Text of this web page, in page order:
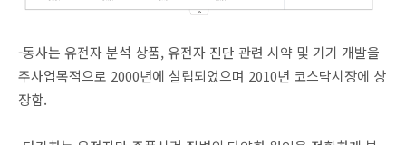
-동사는 유전자 분석 상품, 유전자 진단 관련 시약 및 기기 개발을
주사업목적으로 2000년에 설립되었으며 2010년 코스닥시장에 상
장함.